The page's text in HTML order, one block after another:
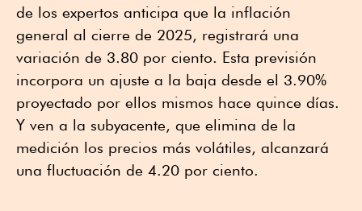
de los expertos anticipa que la inflación
general al cierre de 2025, registrará una
variación de 3.80 por ciento. Esta previsión
incorpora un ajuste a la baja desde el 3.90%
proyectado por ellos mismos hace quince días.
Y ven a la subyacente, que elimina de la
medición los precios más volátiles, alcanzará
una fluctuación de 4.20 por ciento.